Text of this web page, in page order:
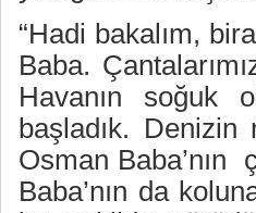
“Hadi bakalım,
Baba.
Havanın soğuk
başladık.
Osman Baba’nın
Baba’nın da